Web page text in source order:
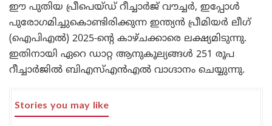
ഈ പുതിയ പ്രീപെയ്ഡ് റീച്ചാർജ് വൗച്ചർ, ഇപ്പോള്‍
പുരോഗമിച്ചുകൊണ്ടിരിക്കുന്ന ഇന്ത്യൻ പ്രീമിയർ ലീഗ്
(ഐ‌പി‌എൽ) 2025-ന്‍റെ കാഴ്ചക്കാരെ ലക്ഷ്യമിടുന്നു.
ഇതിനായി ഏറെ ഡാറ്റ ആനുകൂല്യങ്ങള്‍ 251 രൂപ
റീച്ചാര്‍ജില്‍ ബിഎസ്എന്‍എല്‍ വാഗ്ദാനം ചെയ്യുന്നു.
Stories you may like